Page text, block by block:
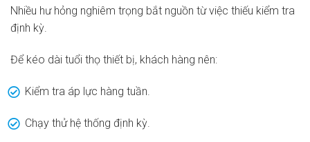
Nhiều hư hỏng nghiêm trọng bắt nguồn từ việc thiếu kiểm tra
định kỳ.
Để kéo dài tuổi thọ thiết bị, khách hàng nên:
Kiểm tra áp lực hàng tuần.
Chạy thử hệ thống định kỳ.